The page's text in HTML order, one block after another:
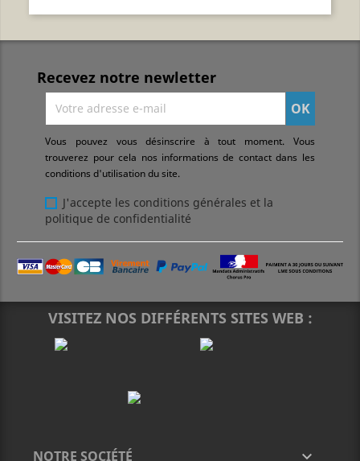
Recevez notre newletter
Vous pouvez vous désinscrire à tout moment. Vous
trouverez pour cela nos informations de contact dans les
conditions d'utilisation du site.
J'accepte les conditions générales et la
politique de confidentialité
VISITEZ NOS DIFFÉRENTS SITES WEB :
NOTRE SOCIÉTÉ